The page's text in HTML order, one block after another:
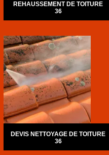
REHAUSSEMENT DE TOITURE
36
DEVIS NETTOYAGE DE TOITURE
36